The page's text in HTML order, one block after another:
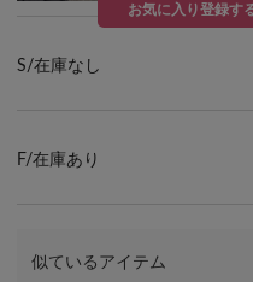
S/在庫なし
お気に入り登録す
F/在庫あり